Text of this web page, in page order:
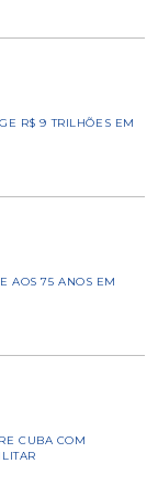
R$ 9 TRILHÕES EM
AOS 75 ANOS EM
CUBA COM